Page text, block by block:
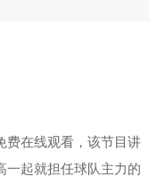
第40集
费在线观看，该节目讲
一起就担任球队主力的